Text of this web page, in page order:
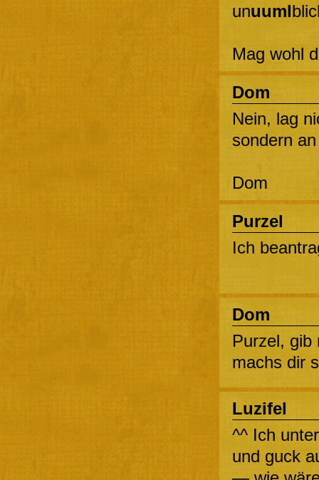
unuuml
Mag wohl
Dom
Nein, lag
sondern
Dom
Purzel
Ich
Dom
Purzel, gib
machs dir
Luzifel
^^ Ich
und guck